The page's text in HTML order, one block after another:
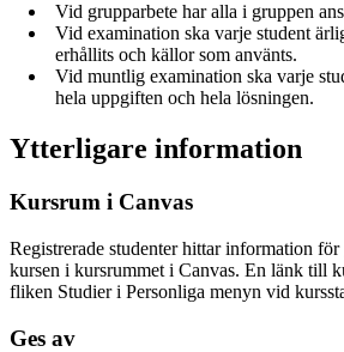
Vid grupparbete har alla i gruppen
Vid examination ska varje student
erhållits och källor som använts.
Vid muntlig examination ska varje
hela uppgiften och hela lösningen.
Ytterligare information
Kursrum i Canvas
Registrerade studenter hittar information
kursen i kursrummet i Canvas. En länk till
fliken Studier i Personliga menyn vid
Ges av